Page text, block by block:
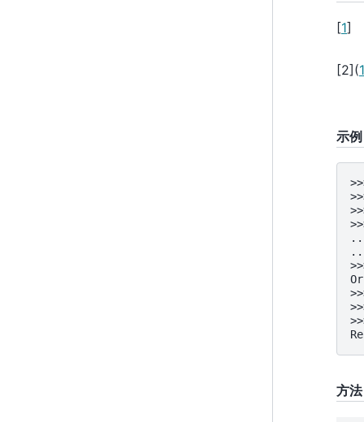
[1]
[2](1
示例
方法